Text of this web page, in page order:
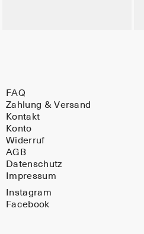
FAQ
Zahlung & Versand
Kontakt
Konto
Widerruf
AGB
Datenschutz
Impressum
Instagram
Facebook